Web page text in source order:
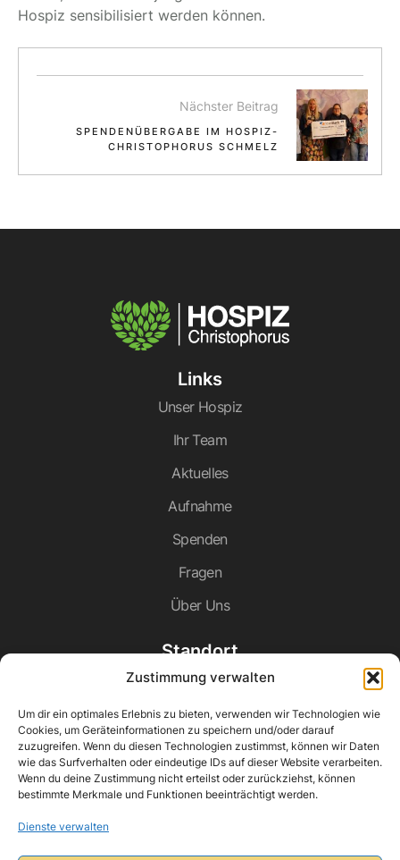
Zustimmung verwalten
Um dir ein optimales Erlebnis zu bieten, verwenden wir Technologien wie
Cookies, um Geräteinformationen zu speichern und/oder darauf
zuzugreifen. Wenn du diesen Technologien zustimmst, können wir Daten
wie das Surfverhalten oder eindeutige IDs auf dieser Website verarbeiten.
Wenn du deine Zustimmung nicht erteilst oder zurückziehst, können
bestimmte Merkmale und Funktionen beeinträchtigt werden.
Dienste verwalten
Hospiz sensibilisiert werden können.
Nächster Beitrag
SPENDENÜBERGABE IM HOSPIZ-
CHRISTOPHORUS SCHMELZ
Links
Unser Hospiz
Ihr Team
Aktuelles
Aufnahme
Spenden
Fragen
Über Uns
Standort
Hospiz Christophorus gGmbH
66839 Schmelz
STANDORT AUF GOOGLE MAPS
Datenschutz
Impressum